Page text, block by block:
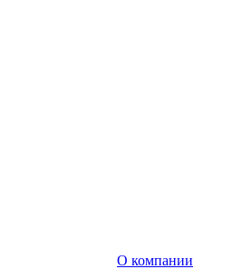
О компании